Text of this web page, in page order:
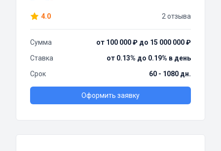
4.0 2 отзыва
Сумма
от 100 000 ₽ до 15 000 000 ₽
Ставка
от 0.13% до 0.19% в день
Срок
60 - 1080 дн.
Оформить заявку